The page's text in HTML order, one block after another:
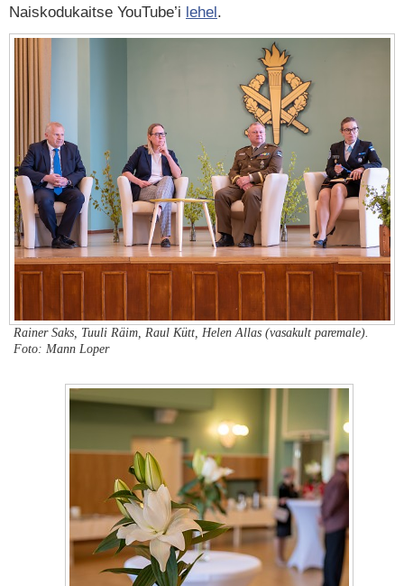
Naiskodukaitse YouTube’i lehel.
Rainer Saks, Tuuli Räim, Raul Kütt, Helen Allas (vasakult paremale).
Foto: Mann Loper